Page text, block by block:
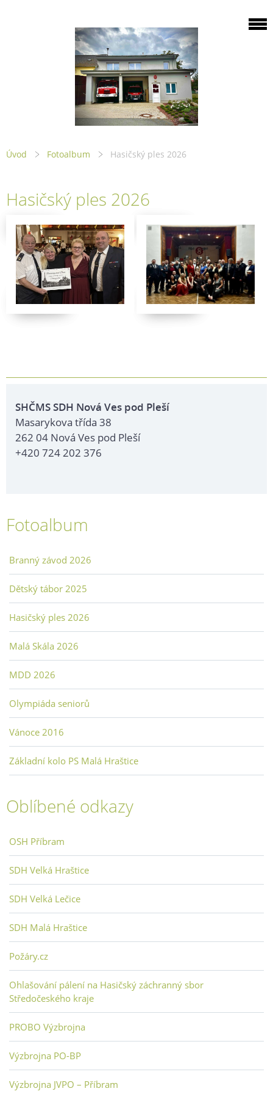
Úvod Fotoalbum Hasičský ples 2026
Hasičský ples 2026
SHČMS SDH Nová Ves pod Pleší
Masarykova třída 38
262 04 Nová Ves pod Pleší
+420 724 202 376
Fotoalbum
Branný závod 2026
Dětský tábor 2025
Hasičský ples 2026
Malá Skála 2026
MDD 2026
Olympiáda seniorů
Vánoce 2016
Základní kolo PS Malá Hraštice
Oblíbené odkazy
OSH Příbram
SDH Velká Hraštice
SDH Velká Lečice
SDH Malá Hraštice
Požáry.cz
Ohlašování pálení na Hasičský záchranný sbor
Středočeského kraje
PROBO Výzbrojna
Výzbrojna PO-BP
Výzbrojna JVPO – Příbram